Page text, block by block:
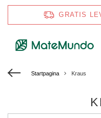
GRATIS
Startpagina Kraus